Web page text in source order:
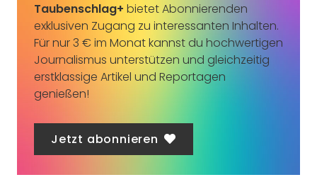
Taubenschlag+ bietet Abonnierenden
exklusiven Zugang zu interessanten Inhalten.
Für nur 3 € im Monat kannst du hochwertigen
Journalismus unterstützen und gleichzeitig
erstklassige Artikel und Reportagen
genießen!
Jetzt abonnieren